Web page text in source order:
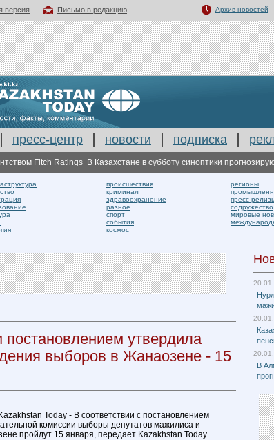
версия
Письмо в редакцию
Архив новостей
пресс-центр новости подписка
Fitch Ratings В Казахстане в субботу синоптики прогнозируют
происшествия
криминал
здравоохранение
разное
спорт
события
космос
регионы
пресс-
содружество
мировые
утвердила
выборов в Жанаозене - 15
Today - В соответствии с постановлением
комиссии выборы депутатов мажилиса и
пройдут 15 января, передает Kazakhstan Today.
В